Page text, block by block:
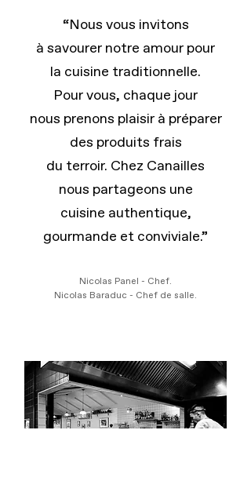
“Nous vous invitons
à savourer notre amour pour
la cuisine traditionnelle.
Pour vous, chaque jour
nous prenons plaisir à préparer
des produits frais
du terroir. Chez Canailles
nous partageons une
cuisine authentique,
gourmande et conviviale.”
Nicolas Panel - Chef.
Nicolas Baraduc - Chef de salle.